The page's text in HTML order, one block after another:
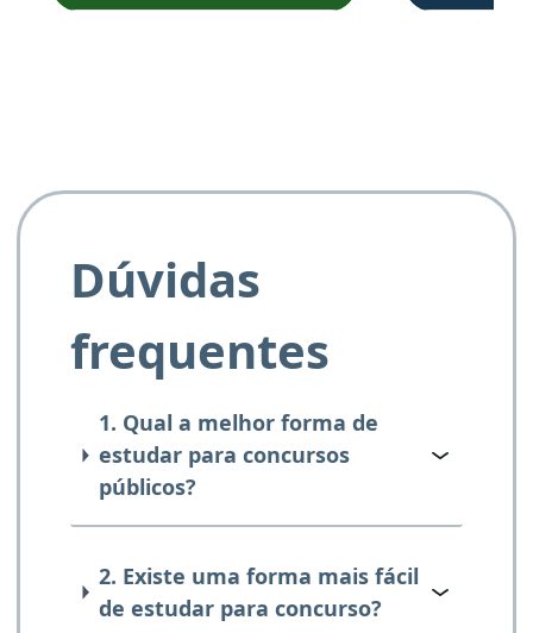
Dúvidas
frequentes
1. Qual a melhor forma de
estudar para concursos
públicos?
2. Existe uma forma mais fácil
de estudar para concurso?